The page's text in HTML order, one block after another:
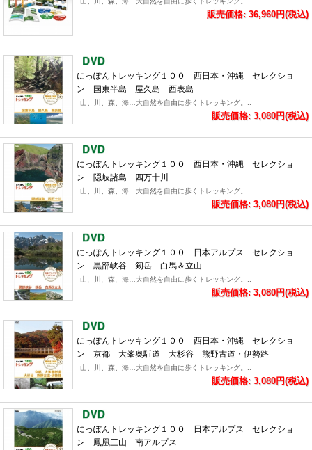
販売価格: 36,960円(税込)
にっぽんトレッキング１００ 西日本・沖縄 セレクショ
ン 国東半島 屋久島 西表島
山、川、森、海…大自然を自由に歩くトレッキング。..
販売価格: 3,080円(税込)
にっぽんトレッキング１００ 西日本・沖縄 セレクショ
ン 隠岐諸島 四万十川
山、川、森、海…大自然を自由に歩くトレッキング。..
販売価格: 3,080円(税込)
にっぽんトレッキング１００ 日本アルプス セレクショ
ン 黒部峡谷 剱岳 白馬＆立山
山、川、森、海…大自然を自由に歩くトレッキング。..
販売価格: 3,080円(税込)
にっぽんトレッキング１００ 西日本・沖縄 セレクショ
ン 京都 大峯奥駈道 大杉谷 熊野古道・伊勢路
山、川、森、海…大自然を自由に歩くトレッキング。..
販売価格: 3,080円(税込)
にっぽんトレッキング１００ 日本アルプス セレクショ
ン 鳳凰三山 南アルプス